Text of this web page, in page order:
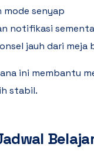
senyap
notifikasi
jauh dari meja
ini membantu
stabil.